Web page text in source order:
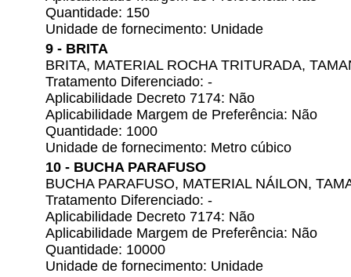
Quantidade: 150
Unidade de fornecimento: Unidade
9 - BRITA
BRITA, MATERIAL ROCHA TRITURADA,
Tratamento Diferenciado: -
Aplicabilidade Decreto 7174: Não
Aplicabilidade Margem de Preferência: Não
Quantidade: 1000
Unidade de fornecimento: Metro cúbico
10 - BUCHA PARAFUSO
BUCHA PARAFUSO, MATERIAL NÁILON,
Tratamento Diferenciado: -
Aplicabilidade Decreto 7174: Não
Aplicabilidade Margem de Preferência: Não
Quantidade: 10000
Unidade de fornecimento: Unidade